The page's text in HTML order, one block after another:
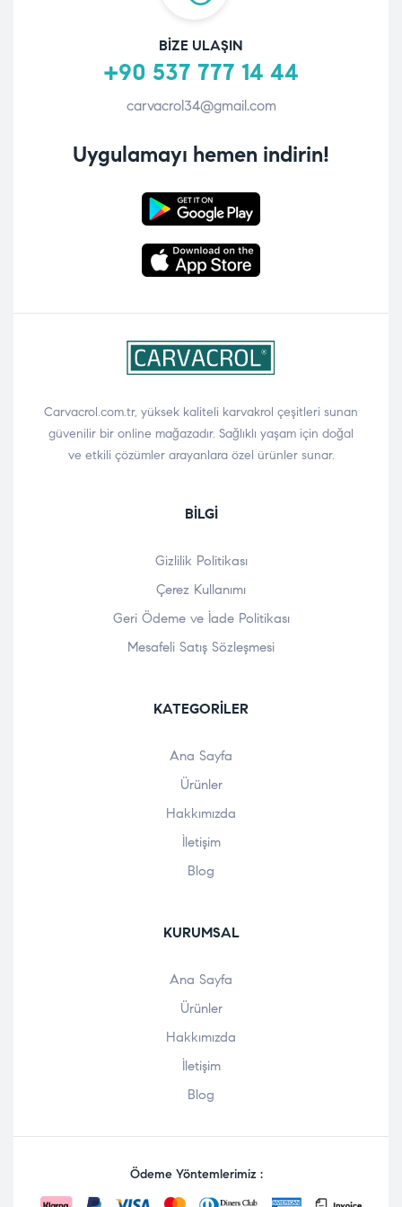
BIZE ULAŞIN
+90 537 777 14 44
carvacrol34@gmail.com
Uygulamayı hemen indirin!
Carvacrol.com.tr, yüksek kaliteli karvakrol çeşitleri sunan
güvenilir bir online mağazadır. Sağlıklı yaşam için doğal
ve etkili çözümler arayanlara özel ürünler sunar.
BILGI
Gizlilik Politikası
Çerez Kullanımı
Geri Ödeme ve İade Politikası
Mesafeli Satış Sözleşmesi
KATEGORILER
Ana Sayfa
Ürünler
Hakkımızda
İletişim
Blog
KURUMSAL
Ana Sayfa
Ürünler
Hakkımızda
İletişim
Blog
Ödeme Yöntemlerimiz :